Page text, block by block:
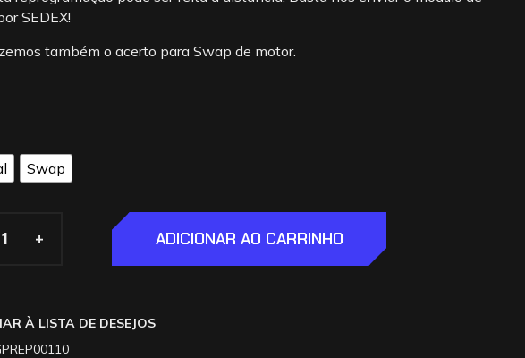
SEDEX!
também o acerto para Swap de motor.
Swap
+
+ ADICIONAR AO CARRINHO
À LISTA DE DESEJOS